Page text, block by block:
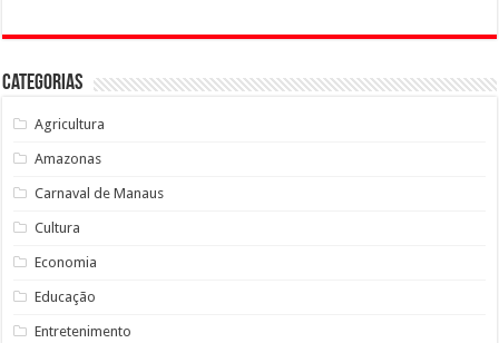
Categorias
Agricultura
Amazonas
Carnaval de Manaus
Cultura
Economia
Educação
Entretenimento